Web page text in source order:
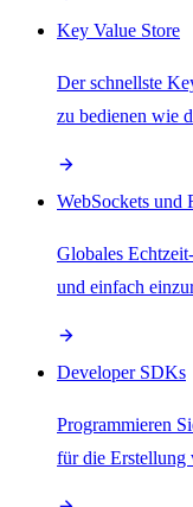
Key Value Store
Der schnellste
zu bedienen wie
WebSockets und
Globales
und einfach
Developer SDKs
Programmieren
für die Erstellung